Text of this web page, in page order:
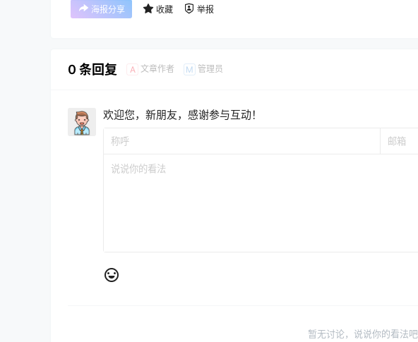
海报分享 收藏 举报
0 条回复 A 文章作者 M 管理员
欢迎您，新朋友，感谢参与互动！
暂无讨论，说说你的看法吧